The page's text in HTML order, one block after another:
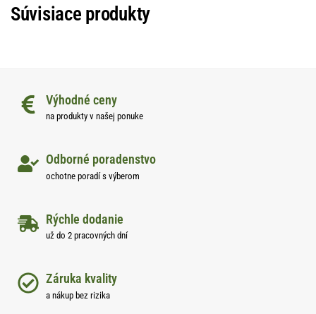
Súvisiace produkty
Výhodné ceny
na produkty v našej ponuke
Odborné poradenstvo
ochotne poradí s výberom
Rýchle dodanie
už do 2 pracovných dní
Záruka kvality
a nákup bez rizika